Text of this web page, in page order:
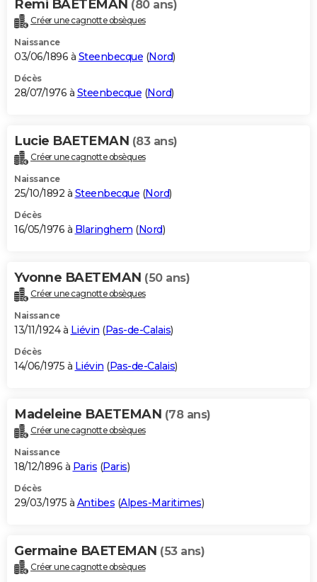
Remi BAETEMAN (80 ans)
Créer une cagnotte obsèques
Naissance
03/06/1896 à Steenbecque (Nord)
Décès
28/07/1976 à Steenbecque (Nord)
Lucie BAETEMAN (83 ans)
Créer une cagnotte obsèques
Naissance
25/10/1892 à Steenbecque (Nord)
Décès
16/05/1976 à Blaringhem (Nord)
Yvonne BAETEMAN (50 ans)
Créer une cagnotte obsèques
Naissance
13/11/1924 à Liévin (Pas-de-Calais)
Décès
14/06/1975 à Liévin (Pas-de-Calais)
Madeleine BAETEMAN (78 ans)
Créer une cagnotte obsèques
Naissance
18/12/1896 à Paris (Paris)
Décès
29/03/1975 à Antibes (Alpes-Maritimes)
Germaine BAETEMAN (53 ans)
Créer une cagnotte obsèques